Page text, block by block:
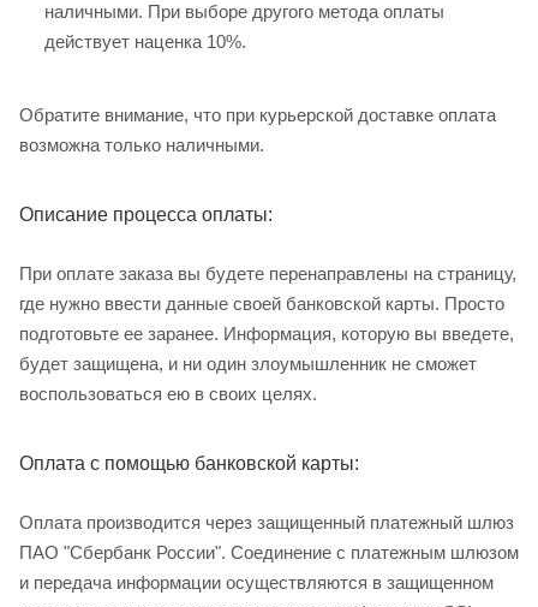
наличными. При выборе другого метода оплаты
действует наценка 10%.
Обратите внимание, что при курьерской доставке оплата
возможна только наличными.
Описание процесса оплаты:
При оплате заказа вы будете перенаправлены на страницу,
где нужно ввести данные своей банковской карты. Просто
подготовьте ее заранее. Информация, которую вы введете,
будет защищена, и ни один злоумышленник не сможет
воспользоваться ею в своих целях.
Оплата с помощью банковской карты:
Оплата производится через защищенный платежный шлюз
ПАО "Сбербанк России". Соединение с платежным шлюзом
и передача информации осуществляются в защищенном